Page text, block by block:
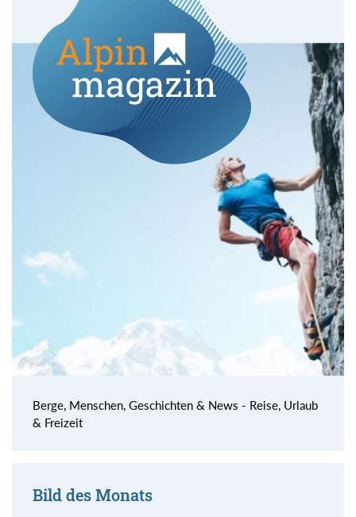
Berge, Menschen, Geschichten & News - Reise, Urlaub
& Freizeit
Bild des Monats